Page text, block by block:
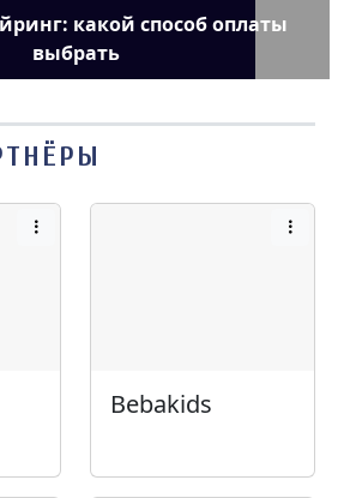
какой способ оплаты
выбрать
Bebakids